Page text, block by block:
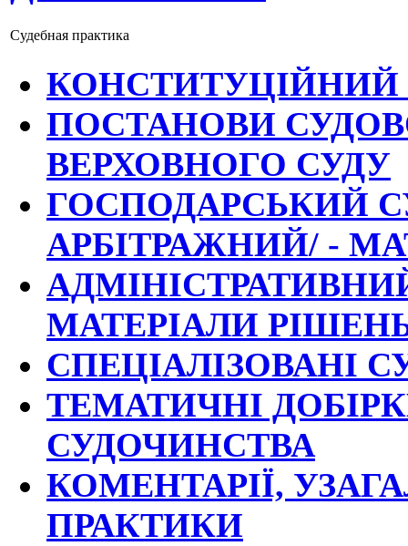
Судебная практика
КОНСТИТУЦІЙНИЙ
ПОСТАНОВИ
ВЕРХОВНОГО СУДУ
ГОСПОДАРСЬКИЙ
АРБІТРАЖНИЙ/ -
МАТЕРІАЛИ
СПЕЦІАЛІЗОВАНІ
ТЕМАТИЧНІ
СУДОЧИНСТВА
КОМЕНТАРІЇ,
ПРАКТИКИ